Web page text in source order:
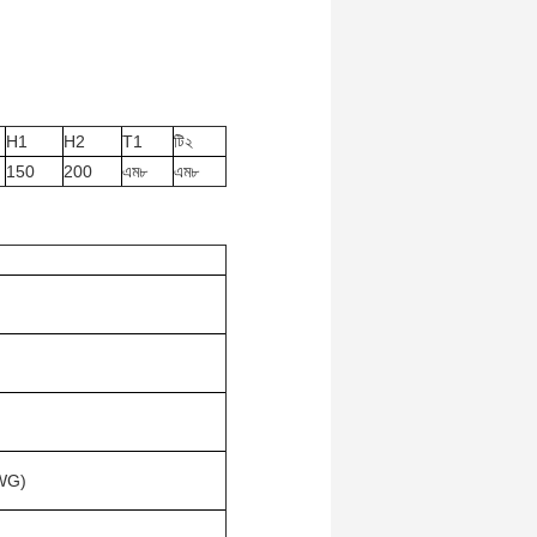
H1 H2 T1
টি২
150
200 এম৮ এম৮